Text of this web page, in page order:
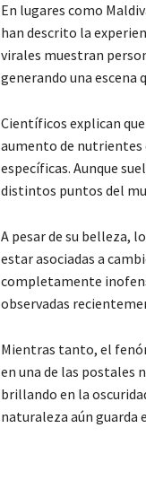
En lugares como
han descrito la
virales muestran
generando una escena
Científicos explican
aumento de nutrientes
específicas. Aunque
distintos puntos del
A pesar de su belleza,
estar asociadas a
completamente
observadas
Mientras tanto, el
en una de las postales
brillando en la
naturaleza aún guarda